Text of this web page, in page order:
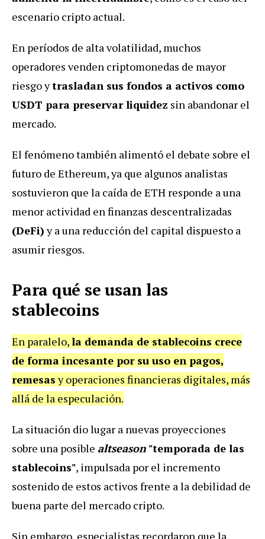
escenario cripto actual.
En períodos de alta volatilidad, muchos
operadores venden criptomonedas de mayor
riesgo ytrasladan sus fondos a activos como
USDT para preservar liquidez sin abandonar el
mercado.
El fenómeno también alimentó el debate sobre el
futuro de Ethereum, ya que algunos analistas
sostuvieron que la caída de ETH responde a una
menor actividad en finanzas descentralizadas
(DeFi)y a una reducción del capital dispuesto a
asumir riesgos.
Para qué se usan las
stablecoins
En paralelo,la demanda de stablecoins crece
de forma incesante por su uso en pagos,
remesasy operaciones financieras digitales, más
allá de la especulación.
La situación dio lugar a nuevas proyecciones
sobre una posible altseason "temporada de las
stablecoins", impulsada por el incremento
sostenido de estos activos frente a la debilidad de
buena parte del mercado cripto.
Sin embargo, especialistas recordaron que la